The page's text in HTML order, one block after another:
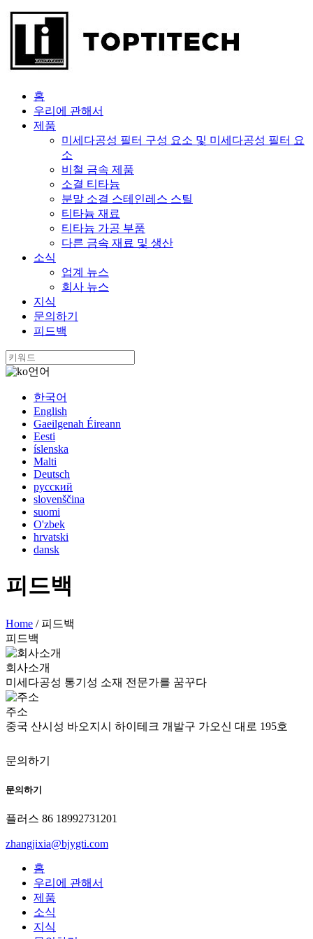
홈
우리에 관해서
제품
미세다공성 필터 구성 요소 및 미세다공성 필터 요
소
비철 금속 제품
소결 티타늄
분말 소결 스테인레스 스틸
티타늄 재료
티타늄 가공 부품
다른 금속 재료 및 생산
소식
업계 뉴스
회사 뉴스
지식
문의하기
피드백
언어
한국어
English
Gaeilgenah Éireann
Eesti
íslenska
Malti
Deutsch
русский
slovenščina
suomi
O'zbek
hrvatski
dansk
피드백
Home / 피드백
피드백
회사소개
미세다공성 통기성 소재 전문가를 꿈꾸다
주소
중국 산시성 바오지시 하이테크 개발구 가오신 대로 195호
문의하기
문의하기
플러스 86 18992731201
zhangjixia@bjygti.com
홈
우리에 관해서
제품
소식
지식